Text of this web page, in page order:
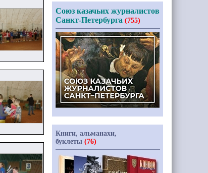
Союз казачьих журналистов
Санкт-Петербурга (755)
Книги, альманахи,
буклеты (76)